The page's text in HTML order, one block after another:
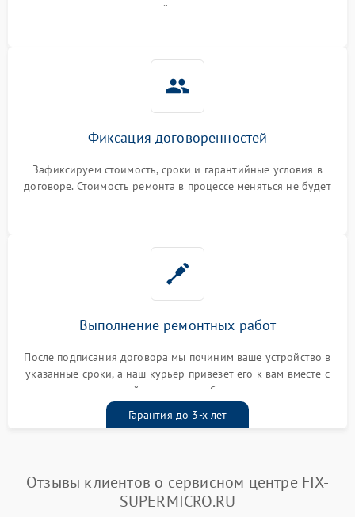
гарантийные условия
Фиксация договоренностей
Зафиксируем стоимость, сроки и гарантийные условия в
договоре. Стоимость ремонта в процессе меняться не будет
Выполнение ремонтных работ
После подписания договора мы починим ваше устройство в
указанные сроки, а наш курьер привезет его к вам вместе с
гарантийным талоном бесплатно
Гарантия до 3-х лет
Отзывы клиентов о сервисном центре FIX-
SUPERMICRO.RU